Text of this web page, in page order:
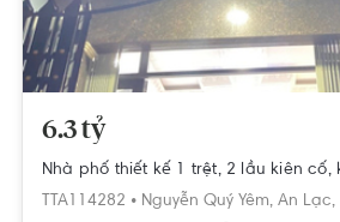
6.3 tỷ
TTA114282 • Nguyễn Quý Yêm, An Lạc,